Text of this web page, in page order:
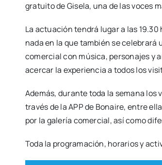
gra­tui­to de Gise­la, una de las voces
La actua­ción ten­drá lugar a las
na­da en la que tam­bién se
comer­cial con músi­ca, per­so­na­jes y
acer­car la expe­rien­cia a todos los
Ade­más, duran­te toda la sema­na
tra­vés de la APP de Bonai­re, entre
por la gale­ría comer­cial, así como
Toda la pro­gra­ma­ción, hora­rios y